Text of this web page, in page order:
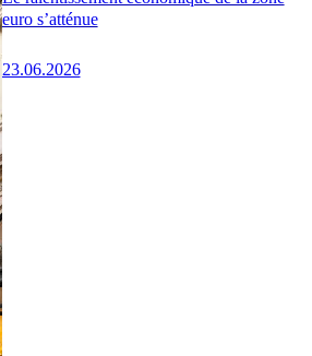
euro s’atténue
23.06.2026